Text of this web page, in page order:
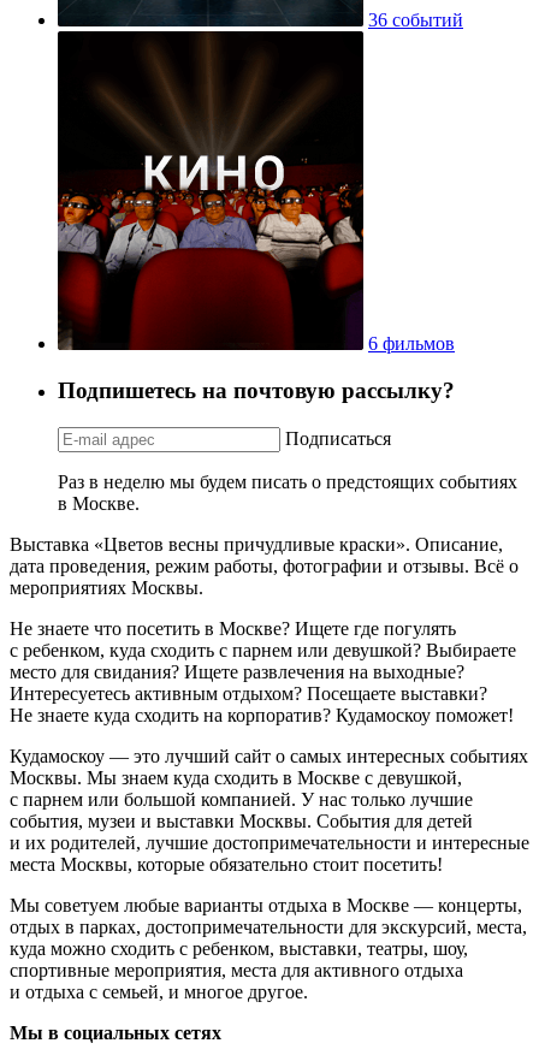
36 событий
6 фильмов
Подпишетесь на почтовую рассылку?
Подписаться
Раз в неделю мы будем писать о предстоящих событиях
в Москве.
Выставка «Цветов весны причудливые краски». Описание,
дата проведения, режим работы, фотографии и отзывы. Всё о
мероприятиях Москвы.
Не знаете что посетить в Москве? Ищете где погулять
с ребенком, куда сходить с парнем или девушкой? Выбираете
место для свидания? Ищете развлечения на выходные?
Интересуетесь активным отдыхом? Посещаете выставки?
Не знаете куда сходить на корпоратив? Кудамоскоу поможет!
Кудамоскоу — это лучший сайт о самых интересных событиях
Москвы. Мы знаем куда сходить в Москве с девушкой,
с парнем или большой компанией. У нас только лучшие
события, музеи и выставки Москвы. События для детей
и их родителей, лучшие достопримечательности и интересные
места Москвы, которые обязательно стоит посетить!
Мы советуем любые варианты отдыха в Москве — концерты,
отдых в парках, достопримечательности для экскурсий, места,
куда можно сходить с ребенком, выставки, театры, шоу,
спортивные мероприятия, места для активного отдыха
и отдыха с семьей, и многое другое.
Мы в социальных сетях